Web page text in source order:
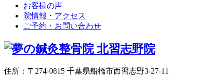
お客様の声
院情報・アクセス
ご予約・お問い合わせ
住所：〒274-0815 千葉県船橋市西習志野3-27-11